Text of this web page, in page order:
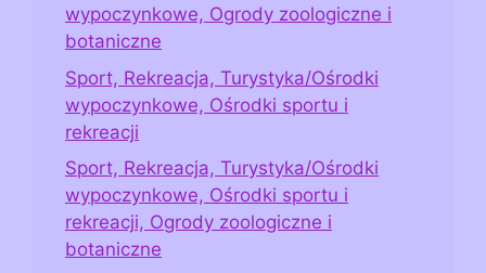
wypoczynkowe, Ogrody zoologiczne i
botaniczne
Sport, Rekreacja, Turystyka/Ośrodki
wypoczynkowe, Ośrodki sportu i
rekreacji
Sport, Rekreacja, Turystyka/Ośrodki
wypoczynkowe, Ośrodki sportu i
rekreacji, Ogrody zoologiczne i
botaniczne